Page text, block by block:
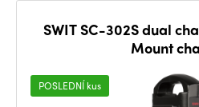
SWIT SC-302S dual
Mount
POSLEDNÍ kus